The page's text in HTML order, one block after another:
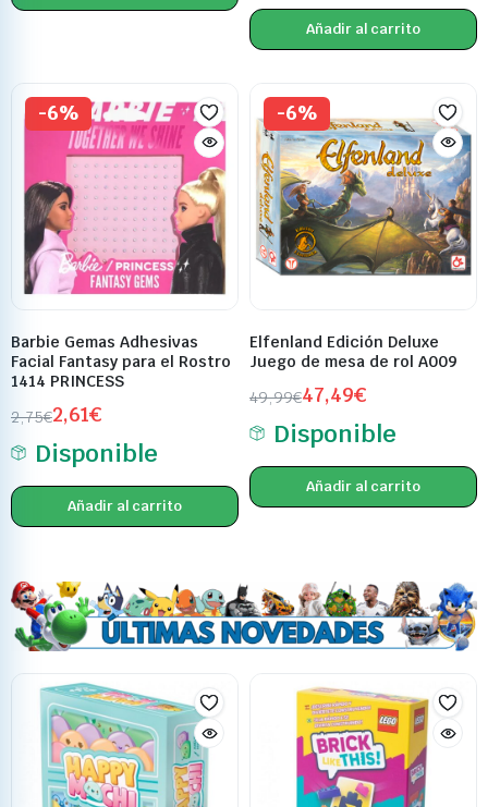
Añadir al carrito
-6%
Barbie Gemas Adhesivas
Facial Fantasy para el Rostro
1414 PRINCESS
2,75€2,61€
Disponible
Añadir al carrito
-6%
Elfenland Edición Deluxe
Juego de mesa de rol A009
49,99€47,49€
Disponible
Añadir al carrito